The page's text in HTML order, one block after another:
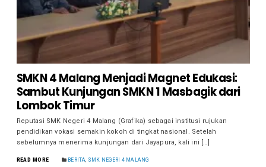
SMKN 4 Malang Menjadi Magnet Edukasi:
Sambut Kunjungan SMKN 1 Masbagik dari
Lombok Timur
Reputasi SMK Negeri 4 Malang (Grafika) sebagai institusi rujukan
pendidikan vokasi semakin kokoh di tingkat nasional. Setelah
sebelumnya menerima kunjungan dari Jayapura, kali ini […]
READ MORE BERITA, SMK NEGERI 4 MALANG